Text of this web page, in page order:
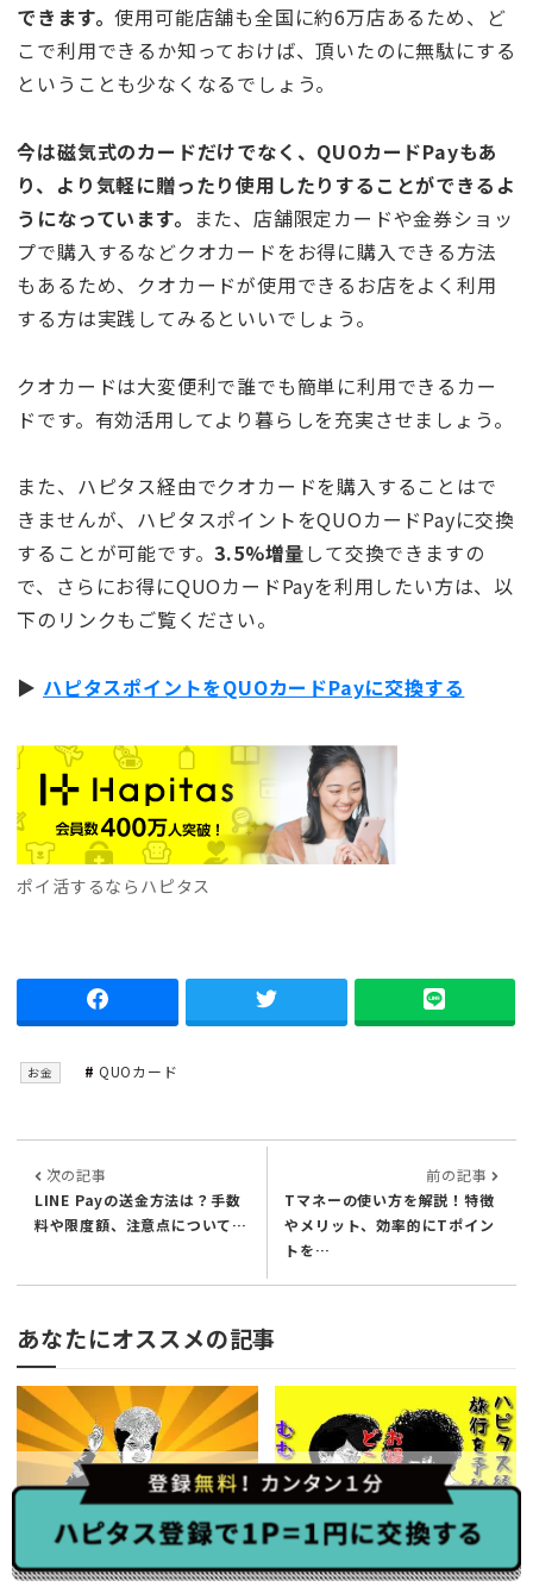
できます。使用可能店舗も全国に約6万店あるため、ど
こで利用できるか知っておけば、頂いたのに無駄にする
ということも少なくなるでしょう。
今は磁気式のカードだけでなく、QUOカードPayもあ
り、より気軽に贈ったり使用したりすることができるよ
うになっています。 また、店舗限定カードや金券ショッ
プで購入するなどクオカードをお得に購入できる方法
もあるため、クオカードが使用できるお店をよく利用
する方は実践してみるといいでしょう。
クオカードは大変便利で誰でも簡単に利用できるカー
ドです。有効活用してより暮らしを充実させましょう。
また、ハピタス経由でクオカードを購入することはで
きませんが、ハピタスポイントをQUOカードPayに交換
することが可能です。3.5%増量して交換できますの
で、さらにお得にQUOカードPayを利用したい方は、以
下のリンクもご覧ください。
▶︎ ハピタスポイントをQUOカードPayに交換する
ポイ活するならハピタス
お金 QUOカード
次の記事
LINE Payの送金方法は？手数
料や限度額、注意点について…
前の記事
Tマネーの使い方を解説！特徴
やメリット、効率的にTポイン
トを…
あなたにオススメの記事